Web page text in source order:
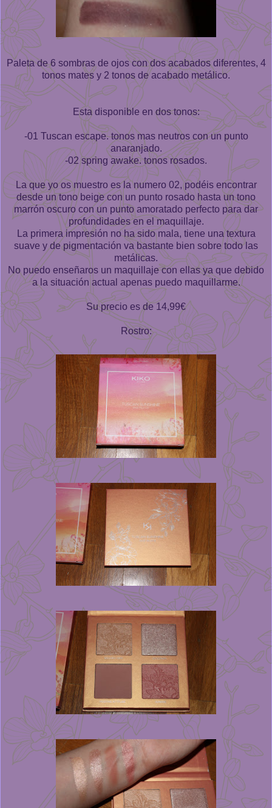
Paleta de 6 sombras de ojos con dos acabados diferentes, 4
tonos mates y 2 tonos de acabado metálico.
Esta disponible en dos tonos:
-01 Tuscan escape. tonos mas neutros con un punto
anaranjado.
-02 spring awake. tonos rosados.
La que yo os muestro es la numero 02, podéis encontrar
desde un tono beige con un punto rosado hasta un tono
marrón oscuro con un punto amoratado perfecto para dar
profundidades en el maquillaje.
La primera impresión no ha sido mala, tiene una textura
suave y de pigmentación va bastante bien sobre todo las
metálicas.
No puedo enseñaros un maquillaje con ellas ya que debido
a la situación actual apenas puedo maquillarme.
Su precio es de 14,99€
Rostro: